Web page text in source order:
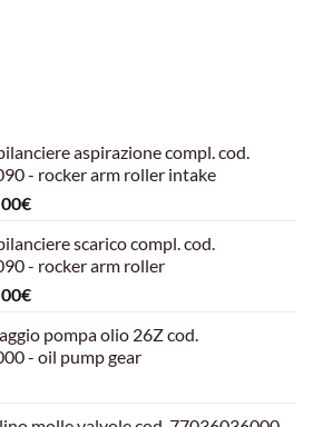
aspirazione compl. cod.
- rocker arm roller intake
€Il
attuale
è:
30,00€.
scarico compl. cod.
- rocker arm roller
€Il
attuale
è:
pompa olio 26Z cod.
- oil pump gear